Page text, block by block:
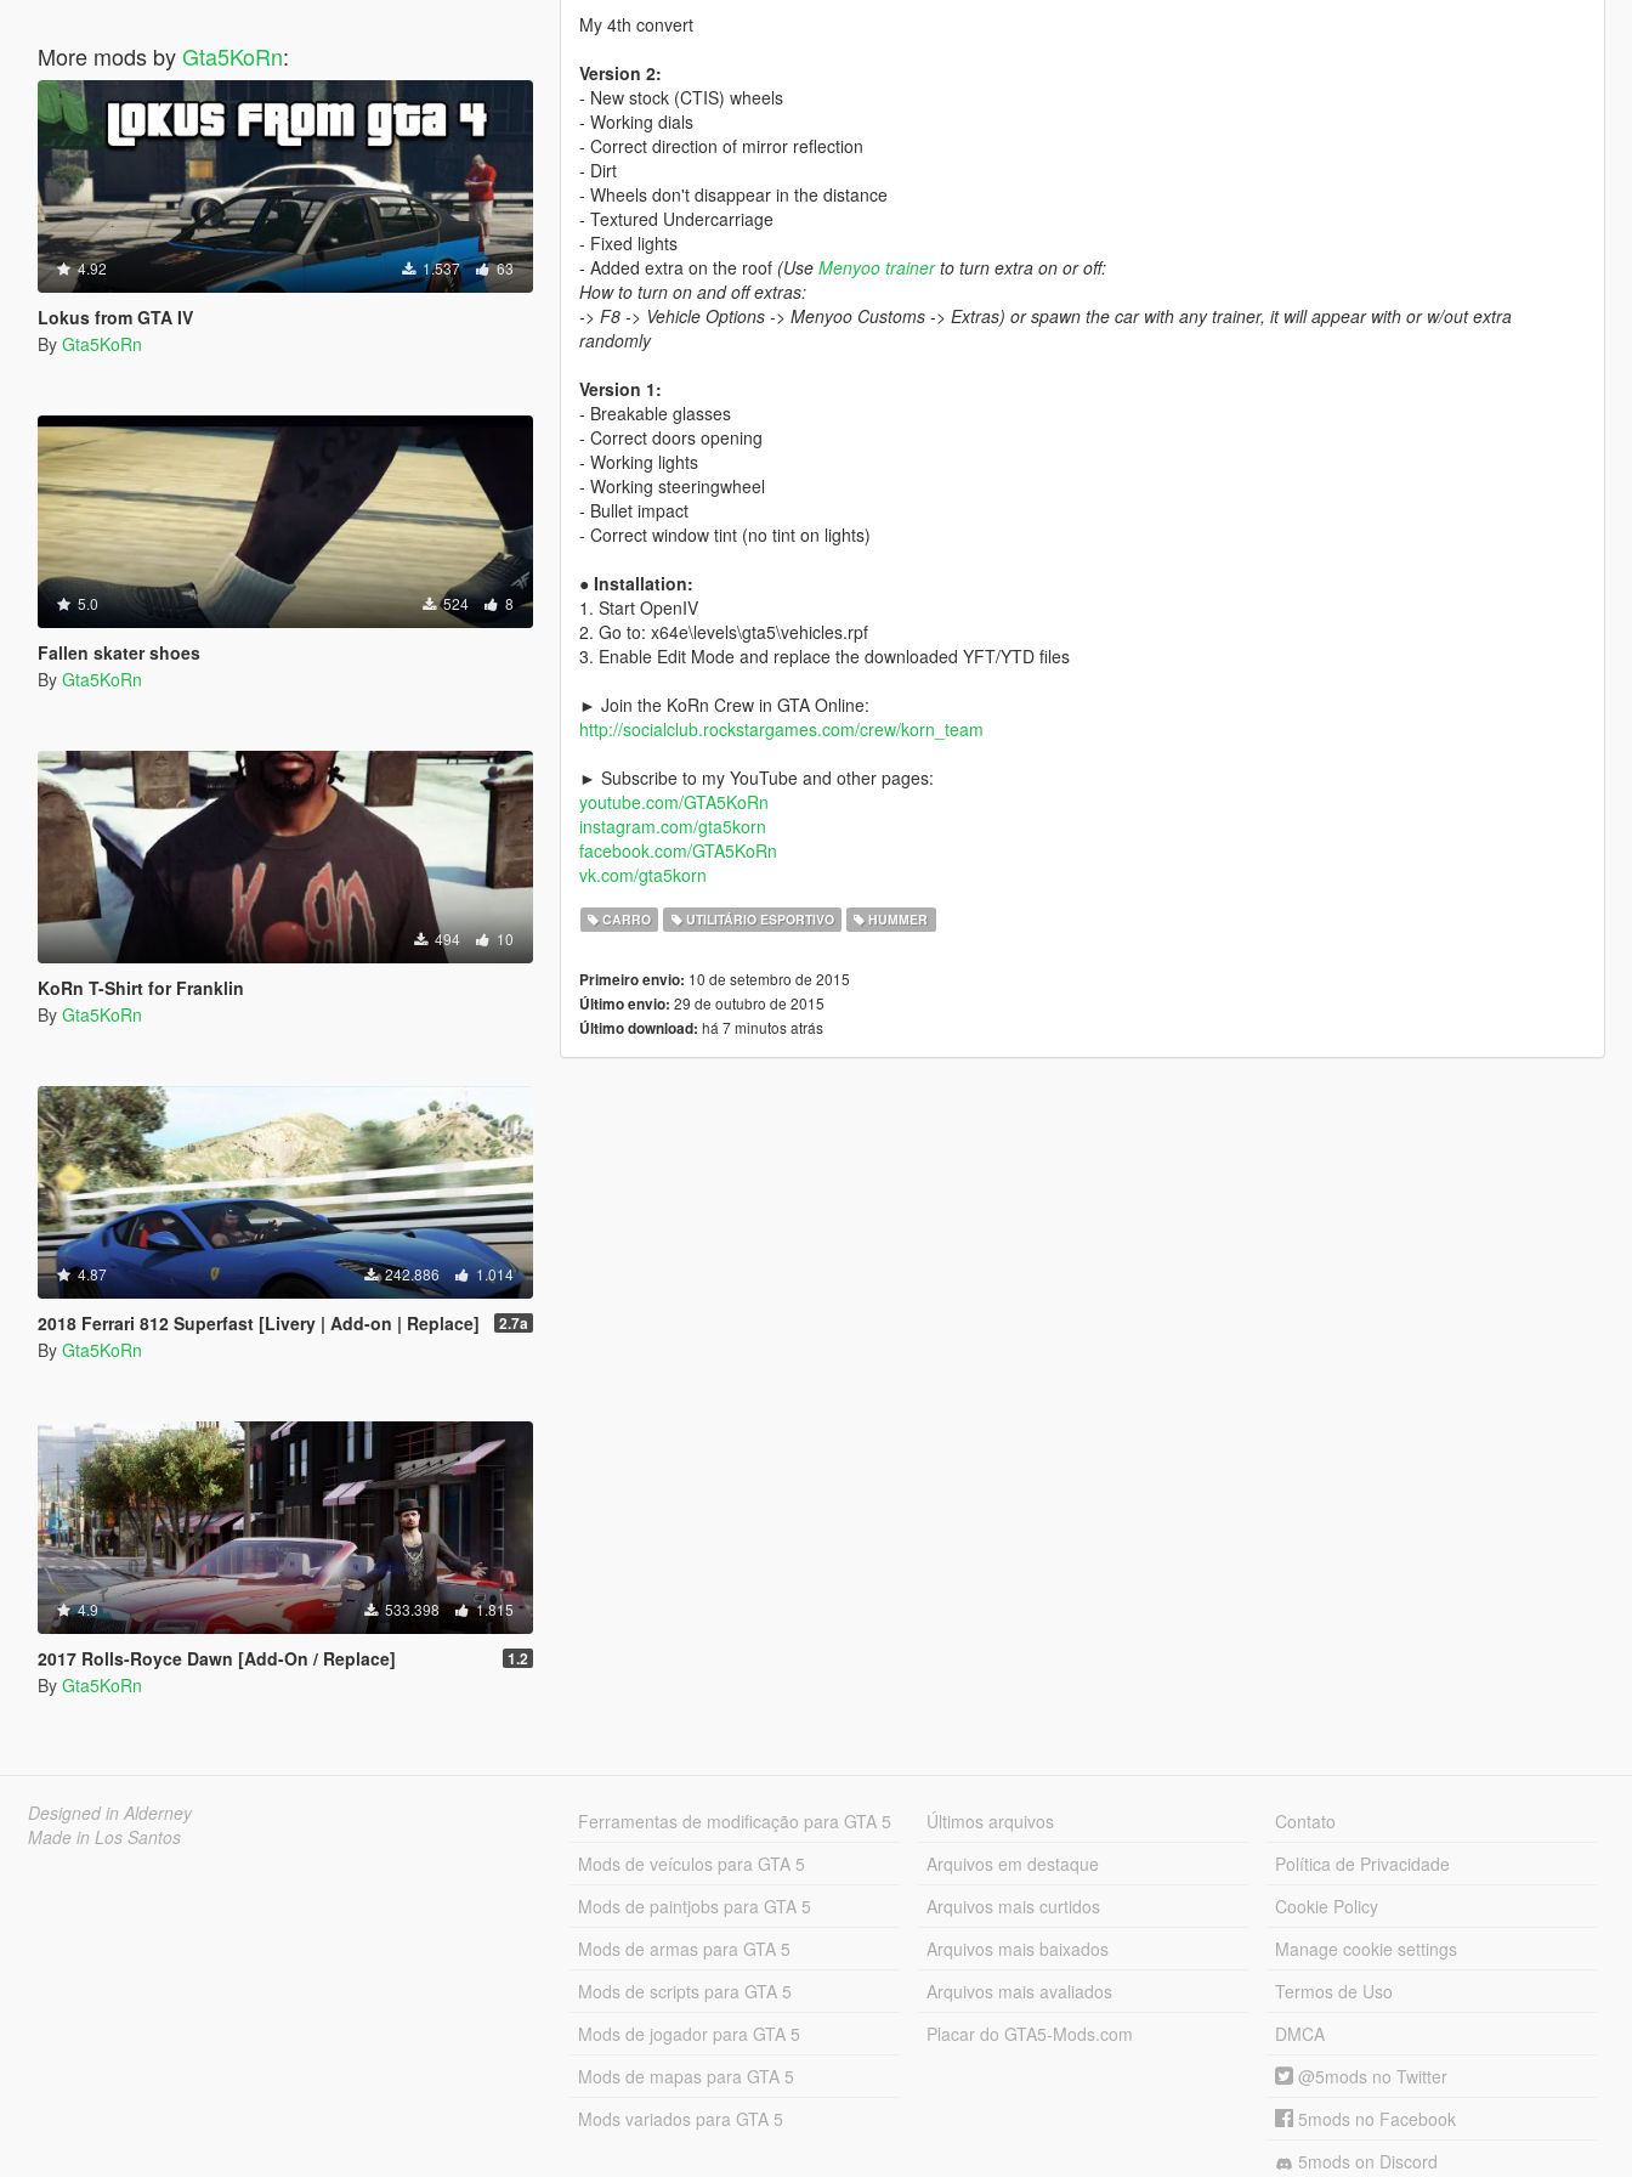
More mods byGta5KoRn:
4.92 1.537 63
Lokus from GTA IV
By Gta5KoRn
5.0 524 8
Fallen skater shoes
By Gta5KoRn
494 10
KoRn T-Shirt for Franklin
By Gta5KoRn
4.87 242.886 1.014
2018 Ferrari 812 Superfast [Livery | Add-on | Replace] 2.7a
By Gta5KoRn
4.9 533.398 1.815
2017 Rolls-Royce Dawn [Add-On / Replace] 1.2
By Gta5KoRn
My 4th convert
Version 2:
- New stock (CTIS) wheels
- Working dials
- Correct direction of mirror reflection
- Dirt
- Wheels don't disappear in the distance
- Textured Undercarriage
- Fixed lights
- Added extra on the roof (Use Menyoo trainerto turn extra on or off:
How to turn on and off extras:
-> F8 -> Vehicle Options -> Menyoo Customs -> Extras) or spawn the car with any trainer, it will appear with or w/out extra
randomly
Version 1:
- Breakable glasses
- Correct doors opening
- Working lights
- Working steeringwheel
- Bullet impact
- Correct window tint (no tint on lights)
● Installation:
1. Start OpenIV
2. Go to: x64e\levels\gta5\vehicles.rpf
3. Enable Edit Mode and replace the downloaded YFT/YTD files
► Join the KoRn Crew in GTA Online:
http://socialclub.rockstargames.com/crew/korn_team
► Subscribe to my YouTube and other pages:
youtube.com/GTA5KoRn
instagram.com/gta5korn
facebook.com/GTA5KoRn
vk.com/gta5korn
CARRO UTILITÁRIO ESPORTIVO HUMMER
Primeiro envio: 10 de setembro de 2015
Último envio: 29 de outubro de 2015
Último download: há 7 minutos atrás
Designed in Alderney
Made in Los Santos
Ferramentas de modificação para GTA 5
Mods de veículos para GTA 5
Mods de paintjobs para GTA 5
Mods de armas para GTA 5
Mods de scripts para GTA 5
Mods de jogador para GTA 5
Mods de mapas para GTA 5
Mods variados para GTA 5
Últimos arquivos
Arquivos em destaque
Arquivos mais curtidos
Arquivos mais baixados
Arquivos mais avaliados
Placar do GTA5-Mods.com
Contato
Política de Privacidade
Cookie Policy
Manage cookie settings
Termos de Uso
DMCA
@5mods no Twitter
5mods no Facebook
5mods on Discord